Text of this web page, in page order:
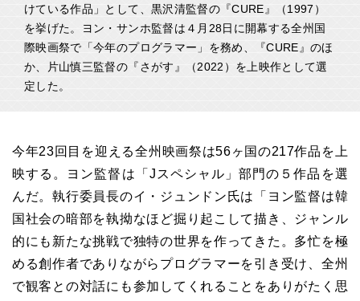
けている作品」として、黒沢清監督の『CURE』（1997）
を挙げた。ヨン・サンホ監督は４月28日に開幕する全州国
際映画祭で「今年のプログラマー」を務め、『CURE』のほ
か、片山慎三監督の『さがす』（2022）を上映作として選
定した。
今年23回目を迎える全州映画祭は56ヶ国の217作品を上
映する。ヨン監督は「Jスペシャル」部門の５作品を選
んだ。執行委員長のイ・ジュンドン氏は「ヨン監督は韓
国社会の暗部を執拗なほど掘り起こして描き、ジャンル
的にも新たな挑戦で独特の世界を作ってきた。多忙を極
める創作者でありながらプログラマーを引き受け、全州
で観客との対話にも参加してくれることをありがたく思